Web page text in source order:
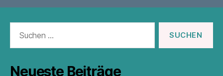
nach:
Neueste Beiträge